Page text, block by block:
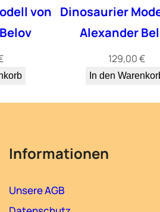
von Dinosaurier
Alexander
129,00€
In den
Informationen
Unsere AGB